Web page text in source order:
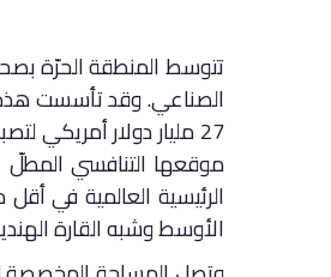
تتوسط المنطقة الحرّة
27 مليار دولار أمريكي
موقعها التنافسي المطلّ
الرئيسية العالمية في
الأوسط وشبه القارة